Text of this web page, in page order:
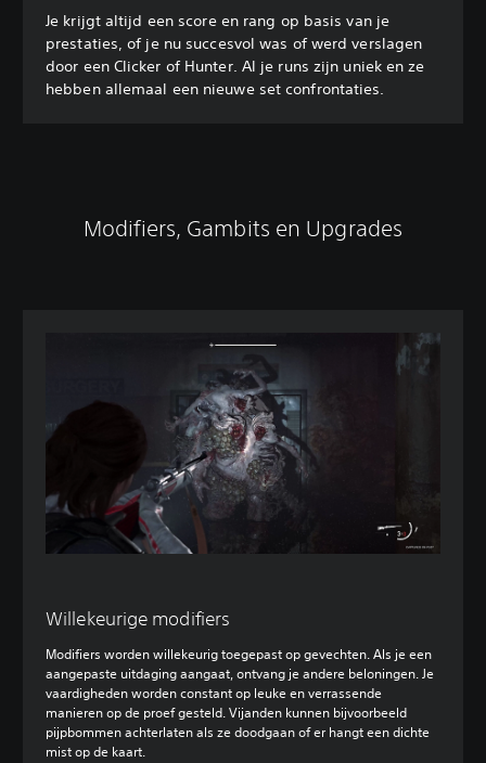
Je krijgt altijd een score en rang op basis van je
prestaties, of je nu succesvol was of werd verslagen
door een Clicker of Hunter. Al je runs zijn uniek en ze
hebben allemaal een nieuwe set confrontaties.
Modifiers, Gambits en Upgrades
Willekeurige modifiers
Modifiers worden willekeurig toegepast op gevechten. Als je een
aangepaste uitdaging aangaat, ontvang je andere beloningen. Je
vaardigheden worden constant op leuke en verrassende
manieren op de proef gesteld. Vijanden kunnen bijvoorbeeld
pijpbommen achterlaten als ze doodgaan of er hangt een dichte
mist op de kaart.